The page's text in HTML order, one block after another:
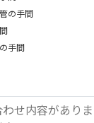
の手間
手間